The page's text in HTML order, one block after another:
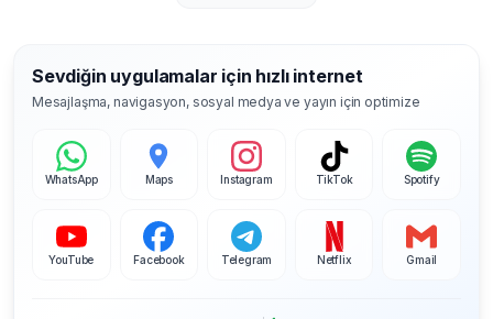
Sevdiğin uygulamalar için hızlı internet
Mesajlaşma, navigasyon, sosyal medya ve yayın için optimize
WhatsApp Maps Instagram TikTok Spotify
YouTube Facebook Telegram Netflix Gmail